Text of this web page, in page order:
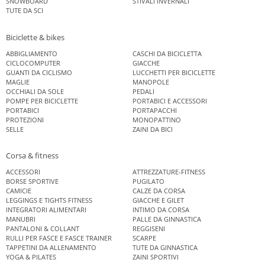
TUTE DA SCI
Biciclette & bikes
ABBIGLIAMENTO
CASCHI DA BICICLETTA
CICLOCOMPUTER
GIACCHE
GUANTI DA CICLISMO
LUCCHETTI PER BICICLETTE
MAGLIE
MANOPOLE
OCCHIALI DA SOLE
PEDALI
POMPE PER BICICLETTE
PORTABICI E ACCESSORI
PORTABICI
PORTAPACCHI
PROTEZIONI
MONOPATTINO
SELLE
ZAINI DA BICI
Corsa & fitness
ACCESSORI
ATTREZZATURE-FITNESS
BORSE SPORTIVE
PUGILATO
CAMICIE
CALZE DA CORSA
LEGGINGS E TIGHTS FITNESS
GIACCHE E GILET
INTEGRATORI ALIMENTARI
INTIMO DA CORSA
MANUBRI
PALLE DA GINNASTICA
PANTALONI & COLLANT
REGGISENI
RULLI PER FASCE E FASCE TRAINER
SCARPE
TAPPETINI DA ALLENAMENTO
TUTE DA GINNASTICA
YOGA & PILATES
ZAINI SPORTIVI